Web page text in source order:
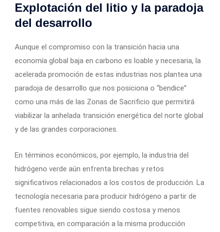
Explotación del litio y la paradoja
del desarrollo
Aunque el compromiso con la transición hacia una
economía global baja en carbono es loable y necesaria, la
acelerada promoción de estas industrias nos plantea una
paradoja de desarrollo que nos posiciona o “bendice”
como una más de las Zonas de Sacrificio que permitirá
viabilizar la anhelada transición energética del norte global
y de las grandes corporaciones.
En términos económicos, por ejemplo, la industria del
hidrógeno verde aún enfrenta brechas y retos
significativos relacionados a los costos de producción. La
tecnología necesaria para producir hidrógeno a partir de
fuentes renovables sigue siendo costosa y menos
competitiva, en comparación a la misma producción